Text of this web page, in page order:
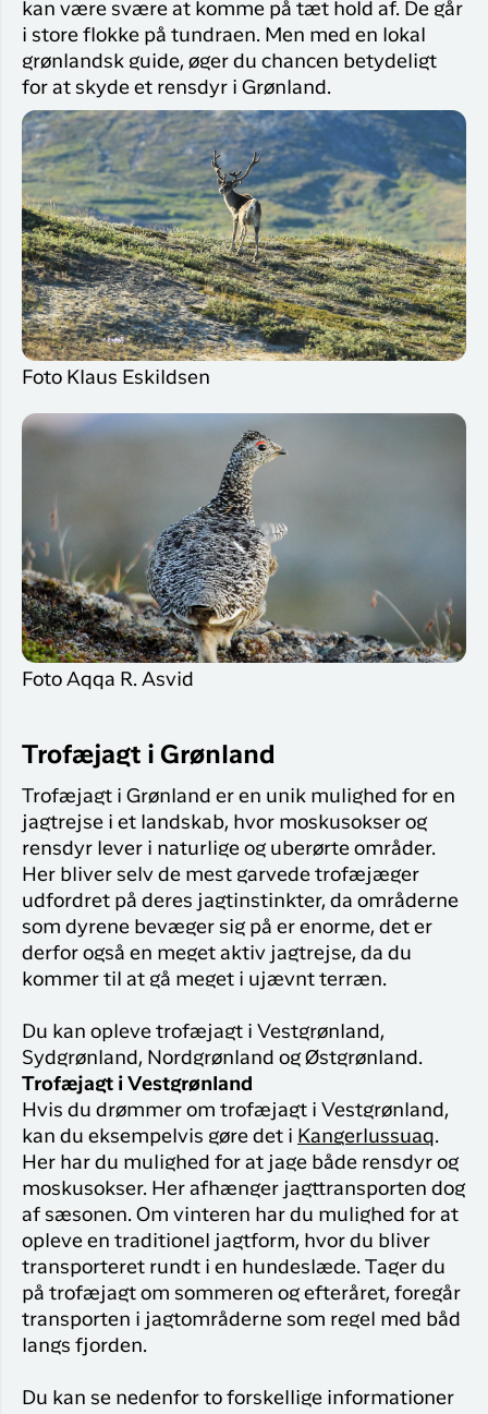
kan være svære at komme på tæt hold af. De går
i store flokke på tundraen. Men med en lokal
grønlandsk guide, øger du chancen betydeligt
for at skyde et rensdyr i Grønland.
Foto Klaus Eskildsen
Foto Aqqa R. Asvid
Trofæjagt i Grønland
Trofæjagt i Grønland er en unik mulighed for en
jagtrejse i et landskab, hvor moskusokser og
rensdyr lever i naturlige og uberørte områder.
Her bliver selv de mest garvede trofæjæger
udfordret på deres jagtinstinkter, da områderne
som dyrene bevæger sig på er enorme, det er
derfor også en meget aktiv jagtrejse, da du
kommer til at gå meget i ujævnt terræn.
Du kan opleve trofæjagt i Vestgrønland,
Sydgrønland, Nordgrønland og Østgrønland.
Trofæjagt i Vestgrønland
Hvis du drømmer om trofæjagt i Vestgrønland,
kan du eksempelvis gøre det i Kangerlussuaq.
Her har du mulighed for at jage både rensdyr og
moskusokser. Her afhænger jagttransporten dog
af sæsonen. Om vinteren har du mulighed for at
opleve en traditionel jagtform, hvor du bliver
transporteret rundt i en hundeslæde. Tager du
på trofæjagt om sommeren og efteråret, foregår
transporten i jagtområderne som regel med båd
langs fjorden.
Du kan se nedenfor to forskellige informationer